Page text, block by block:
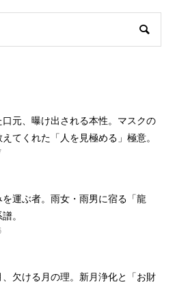
口元、曝け出される本性。マスクの
てくれた「人を見極める」極意。
を運ぶ者。雨女・雨男に宿る「龍
。
、欠ける月の理。新月浄化と「お財